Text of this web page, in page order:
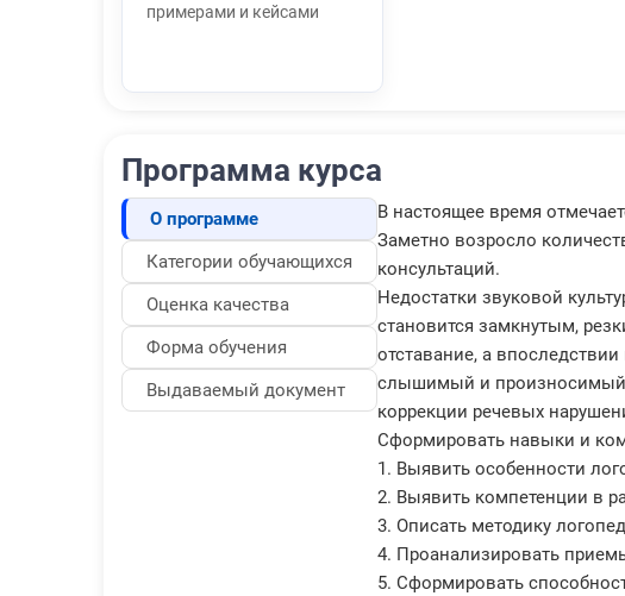
примерами и кейсами
Программа курса
О программе
Категории обучающихся
Оценка качества
Форма обучения
Выдаваемый документ
В настоящее время
Заметно возросло
консультаций.
Недостатки звуковой
становится замкнутым,
отставание, а
слышимый и произносимый
коррекции речевых
Сформировать навыки и
1. Выявить особенности
2. Выявить компетенции в
3. Описать методику
4. Проанализировать
5. Сформировать